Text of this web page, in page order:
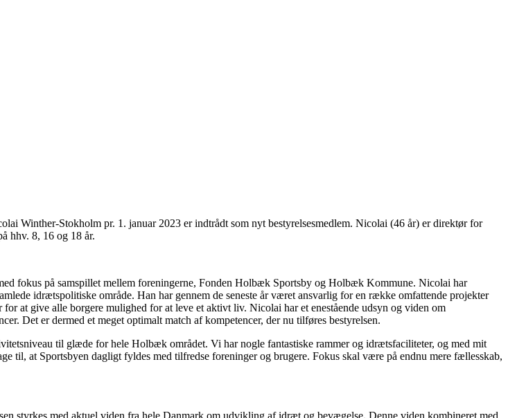
Winther-Stokholm pr. 1. januar 2023 er indtrådt som nyt bestyrelsesmedlem. Nicolai (46 år) er direktør for
hhv. 8, 16 og 18 år.
fokus på samspillet mellem foreningerne, Fonden Holbæk Sportsby og Holbæk Kommune. Nicolai har
idrætspolitiske område. Han har gennem de seneste år været ansvarlig for en række omfattende projekter
at give alle borgere mulighed for at leve et aktivt liv. Nicolai har et enestående udsyn og viden om
Det er dermed et meget optimalt match af kompetencer, der nu tilføres bestyrelsen.
til glæde for hele Holbæk området. Vi har nogle fantastiske rammer og idrætsfaciliteter, og med mit
til, at Sportsbyen dagligt fyldes med tilfredse foreninger og brugere. Fokus skal være på endnu mere fællesskab,
styrkes med aktuel viden fra hele Danmark om udvikling af idræt og bevægelse. Denne viden kombineret med